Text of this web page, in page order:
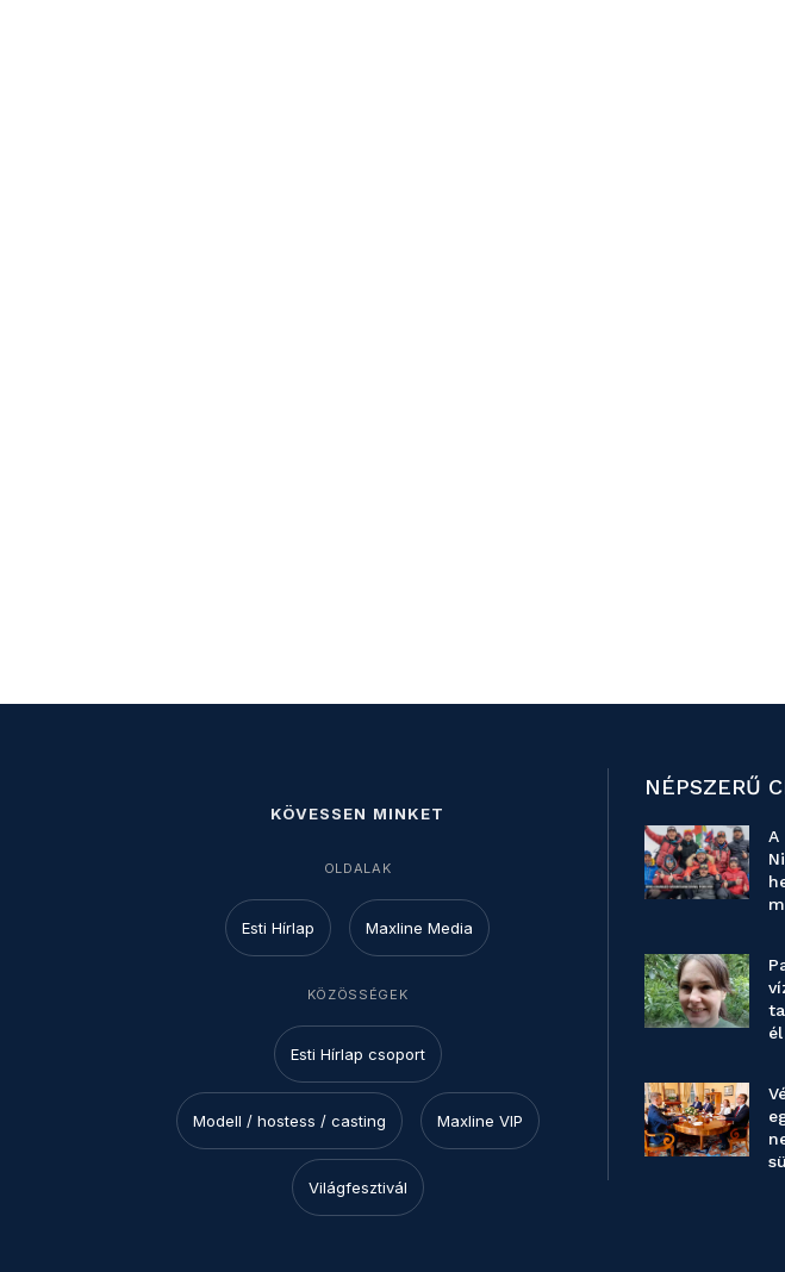
KÖVESSEN MINKET
OLDALAK
Esti Hírlap Maxline Media
KÖZÖSSÉGEK
Esti Hírlap csoport
Modell / hostess / casting Maxline VIP
Világfesztivál
NÉPSZERŰ
A